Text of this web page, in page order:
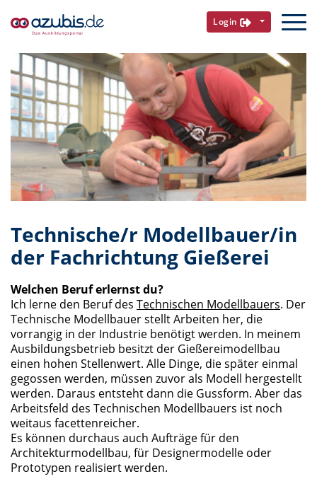
Login
Technische/r Modellbauer/in
der Fachrichtung Gießerei
Welchen Beruf erlernst du?
Ich lerne den Beruf des Technischen Modellbauers. Der
Technische Modellbauer stellt Arbeiten her, die
vorrangig in der Industrie benötigt werden. In meinem
Ausbildungsbetrieb besitzt der Gießereimodellbau
einen hohen Stellenwert. Alle Dinge, die später einmal
gegossen werden, müssen zuvor als Modell hergestellt
werden. Daraus entsteht dann die Gussform. Aber das
Arbeitsfeld des Technischen Modellbauers ist noch
weitaus facettenreicher.
Es können durchaus auch Aufträge für den
Architekturmodellbau, für Designermodelle oder
Prototypen realisiert werden.